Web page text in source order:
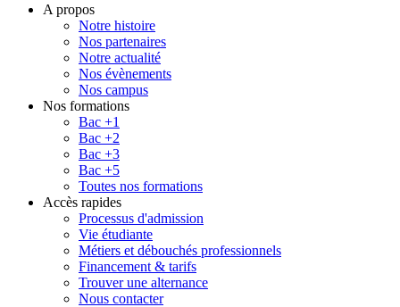
A propos
Notre histoire
Nos partenaires
Notre actualité
Nos évènements
Nos campus
Nos formations
Bac +1
Bac +2
Bac +3
Bac +5
Toutes nos formations
Accès rapides
Processus d'admission
Vie étudiante
Métiers et débouchés professionnels
Financement & tarifs
Trouver une alternance
Nous contacter